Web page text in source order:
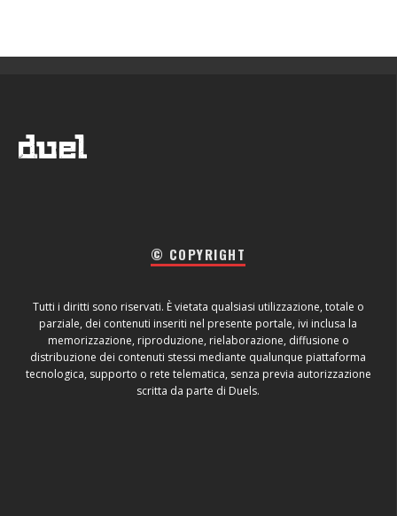
© COPYRIGHT
Tutti i diritti sono riservati. È vietata qualsiasi utilizzazione, totale o
parziale, dei contenuti inseriti nel presente portale, ivi inclusa la
memorizzazione, riproduzione, rielaborazione, diffusione o
distribuzione dei contenuti stessi mediante qualunque piattaforma
tecnologica, supporto o rete telematica, senza previa autorizzazione
scritta da parte di Duels.